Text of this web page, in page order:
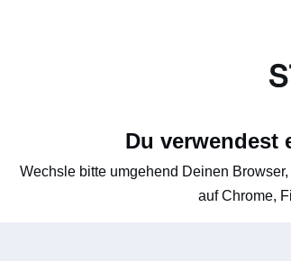
Du verwendest
Wechsle bitte umgehend Deinen
auf Chrome,